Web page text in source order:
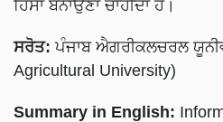
ਹਿੱਸਾ ਬਨਾਉਣਾ ਚਾਹੀਦਾ ਹੈ।
ਸਰੋਤ: ਪੰਜਾਬ ਐਗਰੀਕਲਚਰਲ
Agricultural University)
Summary in English: